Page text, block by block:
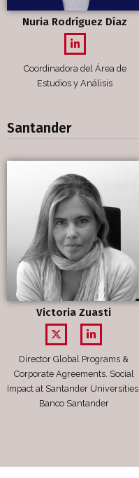
Nuria Rodríguez Díaz
Coordinadora del Área de
Estudios y Análisis
Santander
Victoria Zuasti
Director Global Programs &
Corporate Agreements. Social
Impact at Santander Universities.
Banco Santander